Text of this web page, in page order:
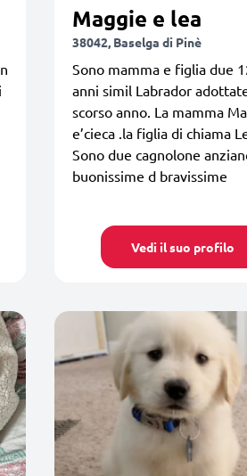
Maggie e lea
38042, Baselga di Pinè
Sono mamma e figlia due
anni simil Labrador
scorso anno. La mamma
e’cieca .la figlia di chiama
Sono due cagnolone
buonissime d bravissime
Vedi il suo profilo